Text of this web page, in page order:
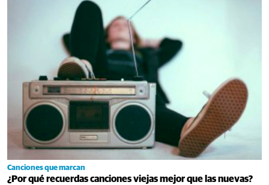
Canciones que marcan
¿Por qué recuerdas canciones viejas mejor que las nuevas?